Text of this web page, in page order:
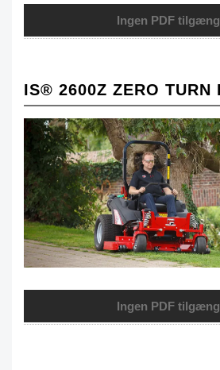
Ingen PDF
IS® 2600Z ZERO TURN
Ingen PDF